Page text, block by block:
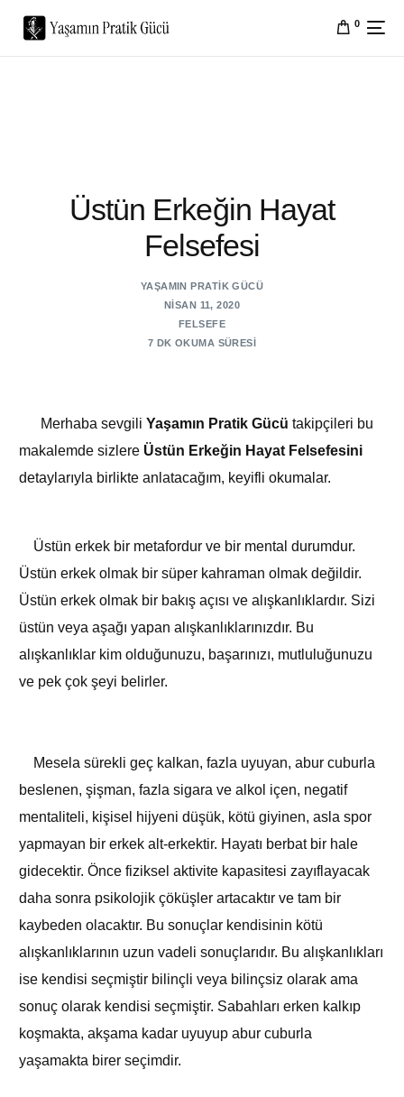
0
Üstün Erkeğin Hayat
Felsefesi
YAŞAMIN PRATIK GÜCÜ
NISAN 11, 2020
FELSEFE
7 DK OKUMA SÜRESI
Merhaba sevgiliYaşamın Pratik Gücütakipçileri bu
makalemde sizlere Üstün Erkeğin Hayat Felsefesini
detaylarıyla birlikte anlatacağım, keyifli okumalar.
Üstün erkek bir metafordur ve bir mental durumdur.
Üstün erkek olmak bir süper kahraman olmak değildir.
Üstün erkek olmak bir bakış açısı ve alışkanlıklardır. Sizi
üstün veya aşağı yapan alışkanlıklarınızdır. Bu
alışkanlıklar kim olduğunuzu, başarınızı, mutluluğunuzu
ve pek çok şeyi belirler.
Mesela sürekli geç kalkan, fazla uyuyan, abur cuburla
beslenen, şişman, fazla sigara ve alkol içen, negatif
mentaliteli, kişisel hijyeni düşük, kötü giyinen, asla spor
yapmayan bir erkek alt-erkektir. Hayatı berbat bir hale
gidecektir. Önce fiziksel aktivite kapasitesi zayıflayacak
daha sonra psikolojik çöküşler artacaktır ve tam bir
kaybeden olacaktır. Bu sonuçlar kendisinin kötü
alışkanlıklarının uzun vadeli sonuçlarıdır. Bu alışkanlıkları
ise kendisi seçmiştir bilinçli veya bilinçsiz olarak ama
sonuç olarak kendisi seçmiştir. Sabahları erken kalkıp
koşmakta, akşama kadar uyuyup abur cuburla
yaşamakta birer seçimdir.